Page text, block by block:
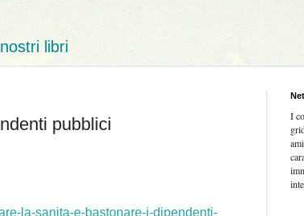
libri
pubblici
la-sanita-e-bastonare-i-dipendenti-
I